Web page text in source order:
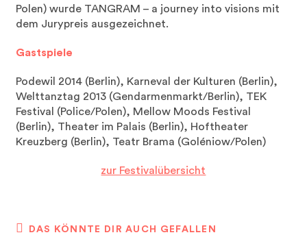
Polen) wurde TANGRAM – a journey into visions mit
dem Jurypreis ausgezeichnet.
Gastspiele
Podewil 2014 (Berlin), Karneval der Kulturen (Berlin),
Welttanztag 2013 (Gendarmenmarkt/Berlin), TEK
Festival (Police/Polen), Mellow Moods Festival
(Berlin), Theater im Palais (Berlin), Hoftheater
Kreuzberg (Berlin), Teatr Brama (Goléniow/Polen)
zur Festivalübersicht
DAS KÖNNTE DIR AUCH GEFALLEN